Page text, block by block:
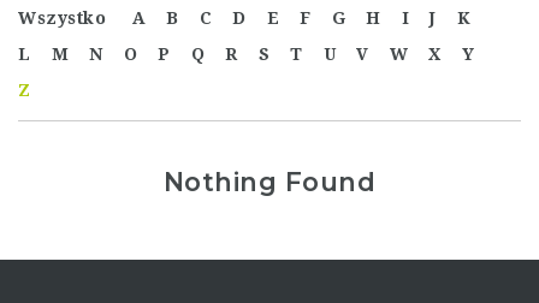
Wszystko A B C D E F G H I J
K
L
M N O P Q R S T U V W X
Y
Z
Nothing Found